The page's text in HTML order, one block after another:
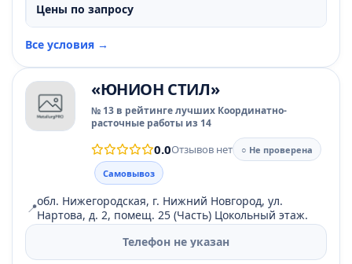
Цены по запросу
Все условия →
«ЮНИОН СТИЛ»
№ 13 в рейтинге лучших Координатно-
расточные работы из 14
0.0Отзывов нет
○ Не проверена
Самовывоз
📍обл. Нижегородская, г. Нижний Новгород, ул.
Нартова, д. 2, помещ. 25 (Часть) Цокольный этаж.
Телефон не указан